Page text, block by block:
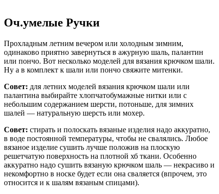
Оч.умелые Ручки
Прохладным летним вечером или холодным зимним,
одинаково приятно завернуться в ажурную шаль, палантин
или пончо. Вот несколько моделей для вязания крючком шали.
Ну а в комплект к шали или пончо свяжите митенки.
Совет: для летних моделей вязания крючком шали или
палантина выбирайте хлопчатобумажные нитки или с
небольшим содержанием шерсти, потоньше, для зимних
шалей — натуральную шерсть или мохер.
Совет: стирать и полоскать вязаные изделия надо аккуратно,
в воде постоянной температуры, чтобы не свалялись. Любое
вязаное изделие сушить лучше положив на плоскую
решетчатую поверхность на плотной хб ткани. Особенно
аккуратно надо сушить вязаную крючком шаль — некрасиво и
некомфортно в носке будет если она сваляется (впрочем, это
относится и к шалям вязаным спицами).